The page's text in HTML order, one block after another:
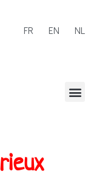
FR EN NL